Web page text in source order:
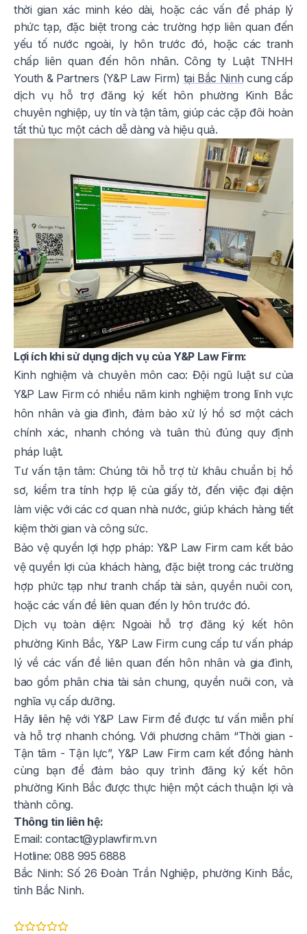
thời gian xác minh kéo dài, hoặc các vấn đề pháp lý
phức tạp, đặc biệt trong các trường hợp liên quan đến
yếu tố nước ngoài, ly hôn trước đó, hoặc các tranh
chấp liên quan đến hôn nhân. Công ty Luật TNHH
Youth & Partners (Y&P Law Firm) tại Bắc Ninh cung cấp
dịch vụ hỗ trợ đăng ký kết hôn phường Kinh Bắc
chuyên nghiệp, uy tín và tận tâm, giúp các cặp đôi hoàn
tất thủ tục một cách dễ dàng và hiệu quả.
Lợi ích khi sử dụng dịch vụ của Y&P Law Firm:
Kinh nghiệm và chuyên môn cao: Đội ngũ luật sư của
Y&P Law Firm có nhiều năm kinh nghiệm trong lĩnh vực
hôn nhân và gia đình, đảm bảo xử lý hồ sơ một cách
chính xác, nhanh chóng và tuân thủ đúng quy định
pháp luật.
Tư vấn tận tâm: Chúng tôi hỗ trợ từ khâu chuẩn bị hồ
sơ, kiểm tra tính hợp lệ của giấy tờ, đến việc đại diện
làm việc với các cơ quan nhà nước, giúp khách hàng tiết
kiệm thời gian và công sức.
Bảo vệ quyền lợi hợp pháp: Y&P Law Firm cam kết bảo
vệ quyền lợi của khách hàng, đặc biệt trong các trường
hợp phức tạp như tranh chấp tài sản, quyền nuôi con,
hoặc các vấn đề liên quan đến ly hôn trước đó.
Dịch vụ toàn diện: Ngoài hỗ trợ đăng ký kết hôn
phường Kinh Bắc, Y&P Law Firm cung cấp tư vấn pháp
lý về các vấn đề liên quan đến hôn nhân và gia đình,
bao gồm phân chia tài sản chung, quyền nuôi con, và
nghĩa vụ cấp dưỡng.
Hãy liên hệ với Y&P Law Firm để được tư vấn miễn phí
và hỗ trợ nhanh chóng. Với phương châm “Thời gian -
Tận tâm - Tận lực”, Y&P Law Firm cam kết đồng hành
cùng bạn để đảm bảo quy trình đăng ký kết hôn
phường Kinh Bắc được thực hiện một cách thuận lợi và
thành công.
Thông tin liên hệ:
Email:contact@yplawfirm.vn
Hotline: 088 995 6888
Bắc Ninh: Số 26 Đoàn Trần Nghiệp, phường Kinh Bắc,
tỉnh Bắc Ninh.